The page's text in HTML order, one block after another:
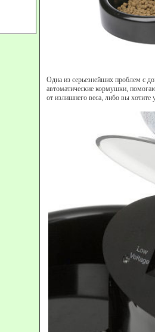
Одна из серьезнейших проблем с
автоматические кормушки,
от излишнего веса, либо вы